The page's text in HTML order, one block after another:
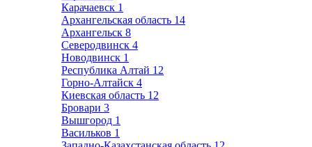
Карачаевск 1
Архангельская область 14
Архангельск 8
Северодвинск 4
Новодвинск 1
Республика Алтай 12
Горно-Алтайск 4
Киевская область 12
Бровари 3
Вышгород 1
Васильков 1